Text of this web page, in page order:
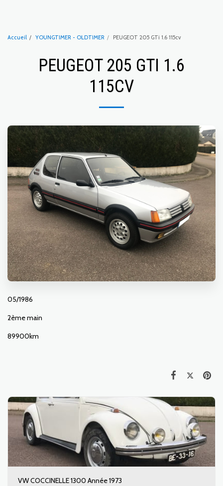
Accueil YOUNGTIMER - OLDTIMER PEUGEOT 205 GTi 1.6 115cv
PEUGEOT 205 GTI 1.6
115CV
05/1986
2ème main
89900km
VW COCCINELLE 1300 Année 1973